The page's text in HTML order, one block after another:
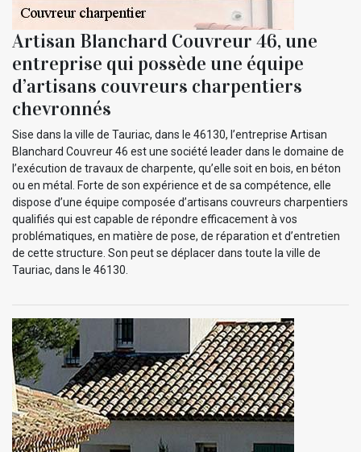
Artisan Blanchard Couvreur 46, une
entreprise qui possède une équipe
d’artisans couvreurs charpentiers
chevronnés
Sise dans la ville de Tauriac, dans le 46130, l’entreprise Artisan
Blanchard Couvreur 46 est une société leader dans le domaine de
l’exécution de travaux de charpente, qu’elle soit en bois, en béton
ou en métal. Forte de son expérience et de sa compétence, elle
dispose d’une équipe composée d’artisans couvreurs charpentiers
qualifiés qui est capable de répondre efficacement à vos
problématiques, en matière de pose, de réparation et d’entretien
de cette structure. Son peut se déplacer dans toute la ville de
Tauriac, dans le 46130.